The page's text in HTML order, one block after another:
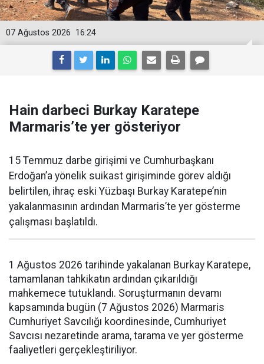
16:24
07 Ağustos 2026
Hain darbeci Burkay Karatepe
Marmaris’te yer gösteriyor
15 Temmuz darbe girişimi ve Cumhurbaşkanı
Erdoğan’a yönelik suikast girişiminde görev aldığı
belirtilen, ihraç eski Yüzbaşı Burkay Karatepe’nin
yakalanmasının ardından Marmaris’te yer gösterme
çalışması başlatıldı.
1 Ağustos 2026 tarihinde yakalanan Burkay Karatepe,
tamamlanan tahkikatın ardından çıkarıldığı
mahkemece tutuklandı. Soruşturmanın devamı
kapsamında bugün (7 Ağustos 2026) Marmaris
Cumhuriyet Savcılığı koordinesinde, Cumhuriyet
Savcısı nezaretinde arama, tarama ve yer gösterme
faaliyetleri gerçekleştiriliyor.